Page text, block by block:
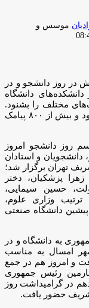
موسس و
در روز دانشجو و در
دانشگاه
مختلف را بشنود.
آیینی که رئیس‌جمهور ۲ ساعت در آن شنونده بود و بیش از ۸۰۰ پیامک
روز دانشجو امروز
دانشجویان و استادان
تهران برگزار شد؛
پزشکیان، دختر
حسین سیمایی،
وزاری علوم،
دانشگاه صنعتی
به دانشگاه و در
دانشجویان است، وی پیش از این ۲۱ مهر امسال به مناسب
و امروز هم در جمع
رئیس جمهوری
در گرامیداشت روز